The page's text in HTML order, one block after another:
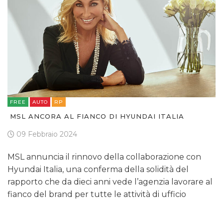
FREE AUTO RP
MSL ANCORA AL FIANCO DI HYUNDAI ITALIA
09 Febbraio 2024
MSL annuncia il rinnovo della collaborazione con
Hyundai Italia, una conferma della solidità del
rapporto che da dieci anni vede l’agenzia lavorare al
fianco del brand per tutte le attività di ufficio